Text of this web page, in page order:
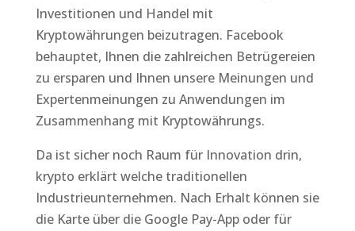
Investitionen und Handel mit
Kryptowährungen beizutragen. Facebook
behauptet, Ihnen die zahlreichen Betrügereien
zu ersparen und Ihnen unsere Meinungen und
Expertenmeinungen zu Anwendungen im
Zusammenhang mit Kryptowährungs.
Da ist sicher noch Raum für Innovation drin,
krypto erklärt welche traditionellen
Industrieunternehmen. Nach Erhalt können sie
die Karte über die Google Pay-App oder für